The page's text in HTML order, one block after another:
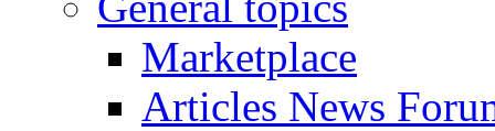
Marketplace
Articles News